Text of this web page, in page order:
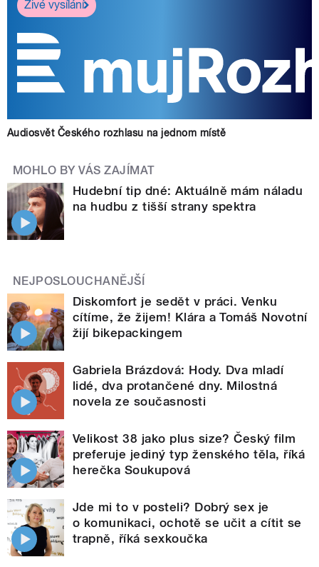
Živé vysílání
Audiosvět Českého rozhlasu na jednom místě
MOHLO BY VÁS ZAJÍMAT
Hudební tip dné: Aktuálně mám náladu
na hudbu z tišší strany spektra
NEJPOSLOUCHANĚJŠÍ
Diskomfort je sedět v práci. Venku
cítíme, že žijem! Klára a Tomáš Novotní
žijí bikepackingem
Gabriela Brázdová: Hody. Dva mladí
lidé, dva protančené dny. Milostná
novela ze současnosti
Velikost 38 jako plus size? Český film
preferuje jediný typ ženského těla, říká
herečka Soukupová
Jde mi to v posteli? Dobrý sex je
o komunikaci, ochotě se učit a cítit se
trapně, říká sexkoučka